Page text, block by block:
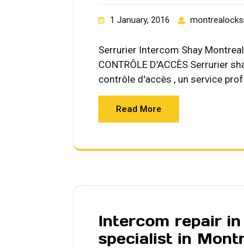
1 January, 2016
Serrurier Intercom Shay
CONTRÔLE D'ACCÈS Serrurier
contrôle d'accès , un service
Read More
Intercom repair
specialist in